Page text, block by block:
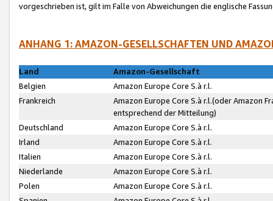
vorgeschrieben ist, gilt im Falle von Abweichungen die englische
ANHANG 1: AMAZON-GESELLSCHAFTEN UND
Land
Amazon-Gesellschaft
Belgien
Amazon Europe Core S.à r.l.
Frankreich
Amazon Europe Core S.à r.l.(oder Amazon
entsprechend der Mitteilung)
Deutschland
Amazon Europe Core S.à r.l.
Irland
Amazon Europe Core S.à r.l.
Italien
Amazon Europe Core S.à r.l.
Niederlande
Amazon Europe Core S.à r.l.
Polen
Amazon Europe Core S.à r.l.